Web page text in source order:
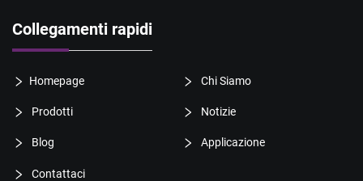
Collegamenti rapidi
Homepage Chi Siamo
Prodotti Notizie
Blog Applicazione
Contattaci